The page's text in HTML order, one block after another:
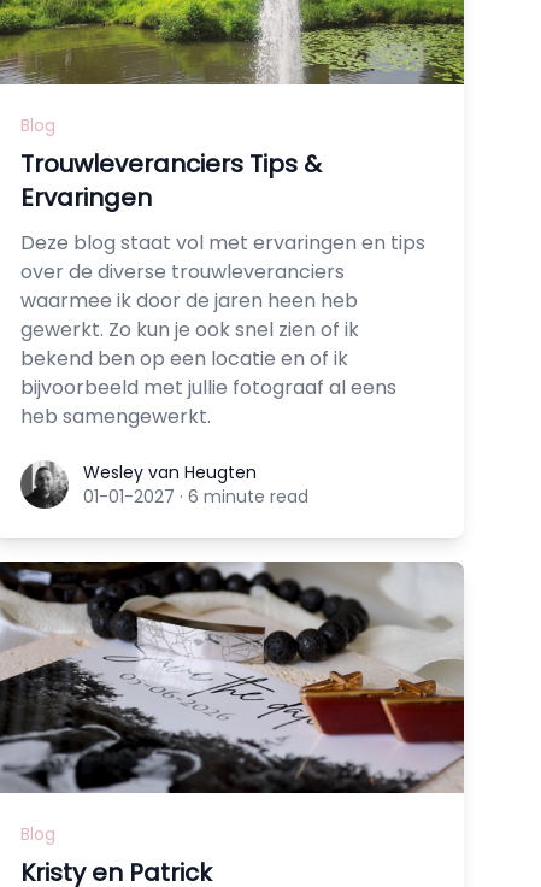
Blog
Trouwleveranciers Tips &
Ervaringen
Deze blog staat vol met ervaringen en tips
over de diverse trouwleveranciers
waarmee ik door de jaren heen heb
gewerkt. Zo kun je ook snel zien of ik
bekend ben op een locatie en of ik
bijvoorbeeld met jullie fotograaf al eens
heb samengewerkt.
Wesley van Heugten
Wesley van Heugten
01-01-2027 · 6 minute read
Blog
Kristy en Patrick